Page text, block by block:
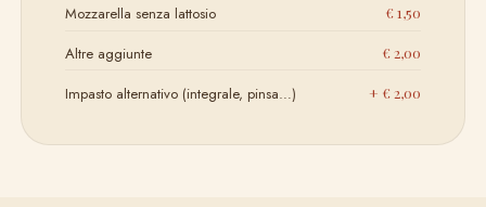
Mozzarella senza lattosio € 1,50
Altre aggiunte € 2,00
Impasto alternativo (integrale, pinsa…) + € 2,00